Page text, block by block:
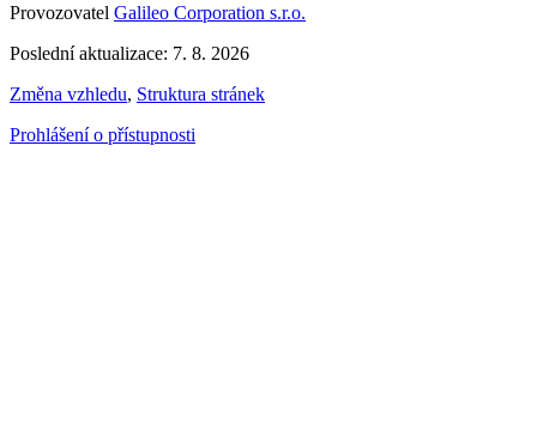
Provozovatel Galileo Corporation s.r.o.
Poslední aktualizace: 7. 8. 2026
Změna vzhledu, Struktura stránek
Prohlášení o přístupnosti